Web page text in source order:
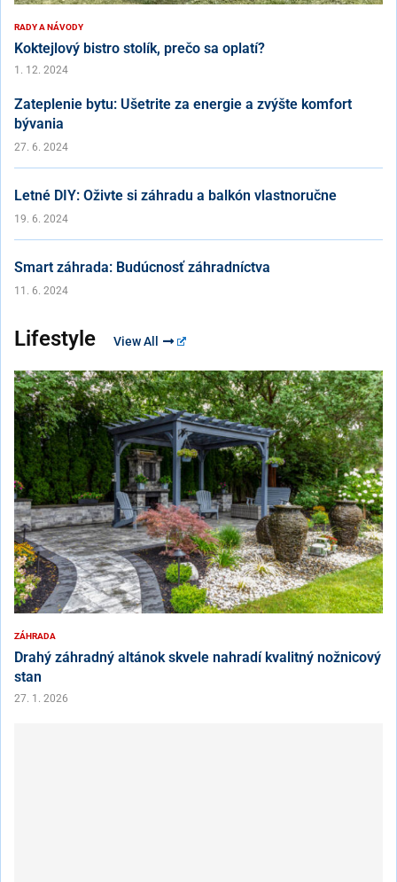
RADY A NÁVODY
Koktejlový bistro stolík, prečo sa oplatí?
1. 12. 2024
Zateplenie bytu: Ušetrite za energie a zvýšte komfort
bývania
27. 6. 2024
Letné DIY: Oživte si záhradu a balkón vlastnoručne
19. 6. 2024
Smart záhrada: Budúcnosť záhradníctva
11. 6. 2024
Lifestyle View All
ZÁHRADA
Drahý záhradný altánok skvele nahradí kvalitný nožnicový
stan
27. 1. 2026